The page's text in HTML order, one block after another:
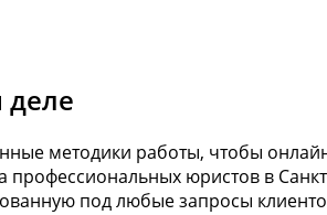
методики работы, чтобы
юристов в
под любые запросы